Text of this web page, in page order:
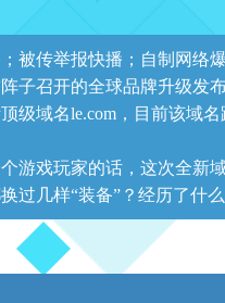
被传举报快播；自制网
子召开的全球品牌升级发
级域名le.com，目前该域
游戏玩家的话，这次全新
过几样“装备”？经历了什